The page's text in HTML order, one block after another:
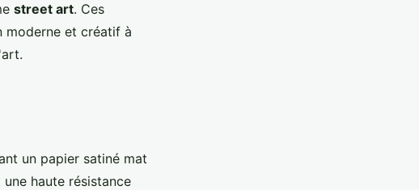
street art. Ces
moderne et créatif à
un papier satiné mat
haute résistance